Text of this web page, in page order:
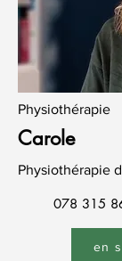
Physiothérapie
Carole
Physiothérapie
078 315
en